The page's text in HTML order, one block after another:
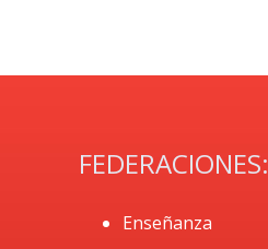
FEDERACIONES:
Enseñanza